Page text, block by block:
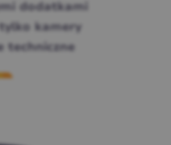
dodatkami
tylko kamery
techniczne